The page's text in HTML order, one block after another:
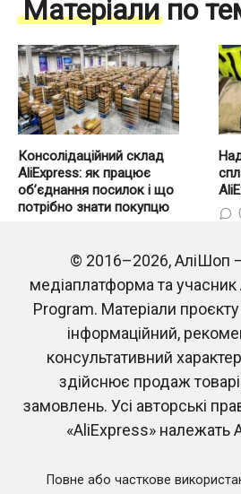
Матеріали по
Консолідаційний склад
AliExpress: як працює
об’єднання посилок і що
потрібно знати покупцю
Трек-номер RC-EE на
AliExpress: на яку пошту
прийде посилка
© 2016–2026, АліШоп
медіаплатформа та
Program. Матеріали
інформаційний,
консультативний
здійснює продаж
замовлень. Усі авторські
«AliExpress» належать
Повне або часткове